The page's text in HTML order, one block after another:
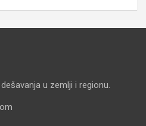
u zemlji i regionu.